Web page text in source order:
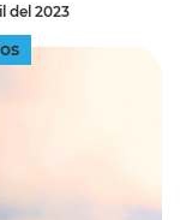
del 2023